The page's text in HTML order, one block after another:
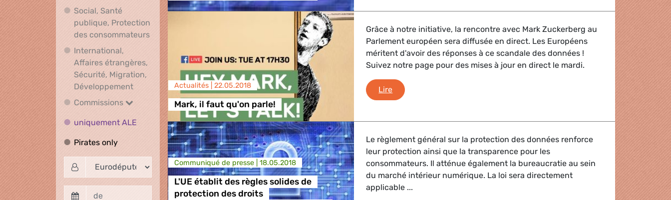
Social, Santé
publique, Protection
des consommateursSocial, Santé publique, Protection des consommateurs
International,
Affaires étrangères,
Sécurité, Migration,
DéveloppementInternational, Affaires étrangères, Sécurité, Migration, Développement
Commissions
Commissions
uniquement ALE uniquement ALE
Pirates onlyPirates only
Actualités | 22.05.2018
Mark, il faut qu'on parle!
Grâce à notre initiative, la rencontre avec Mark Zuckerberg au
Parlement européen sera diffusée en direct. Les Européens
méritent d'avoir des réponses à ce scandale des données !
Suivez notre page pour des mises à jour en direct le mardi.
LireMark, il faut qu'on parle!
Communiqué de presse | 18.05.2018
L'UE établit des règles solides de
protection des droits
Le règlement général sur la protection des données renforce
leur protection ainsi que la transparence pour les
consommateurs. Il atténue également la bureaucratie au sein
du marché intérieur numérique. La loi sera directement
applicable ...